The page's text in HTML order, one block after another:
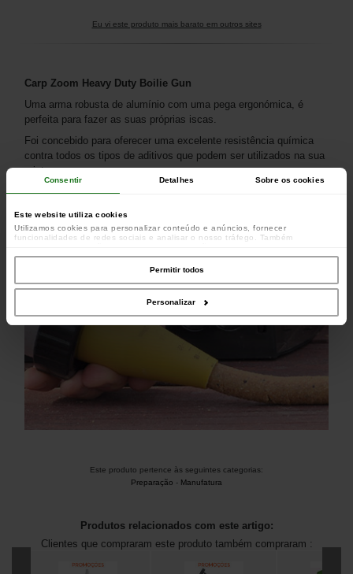
Consentir Detalhes Sobre os cookies
Este website utiliza cookies
Utilizamos cookies para personalizar conteúdo e anúncios, fornecer
funcionalidades de redes sociais e analisar o nosso tráfego. Também
parceiros de redes sociais, de publicidade e de análise, que as podem combinar
com outras informações que lhes forneceu ou recolhidas por estes a partir da
sua utilização dos respetivos serviços.
Permitir todos
Personalizar
Eu vi este produto mais barato em outros sites
Carp Zoom Heavy Duty Boilie Gun
Uma arma robusta de alumínio com uma pega ergonómica, é
perfeita para fazer as suas próprias iscas.
Foi concebido para oferecer uma excelente resistência química
contra todos os tipos de aditivos que podem ser utilizados na sua
mistura.
O parafuso de suporte do bocal é feito de aço para uma
Este produto pertence às seguintes categorias:
Preparação - Manufatura
Produtos relacionados com este artigo:
Clientes que compraram este produto também compraram :